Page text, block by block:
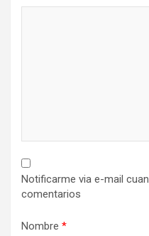
Notificarme via e-mail
comentarios
Nombre *